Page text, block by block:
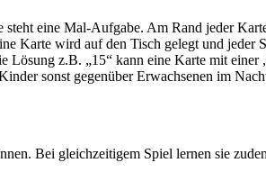
eine Mal-Aufgabe. Am Rand jeder
Karte wird auf den Tisch gelegt und jeder
z.B. „15“ kann eine Karte mit einer
sonst gegenüber Erwachsenen im
Bei gleichzeitigem Spiel lernen sie